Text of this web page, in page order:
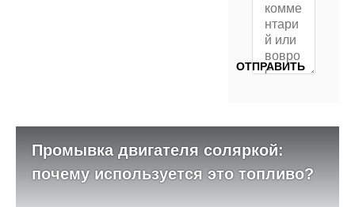
Промывка двигателя соляркой:
почему используется это топливо?